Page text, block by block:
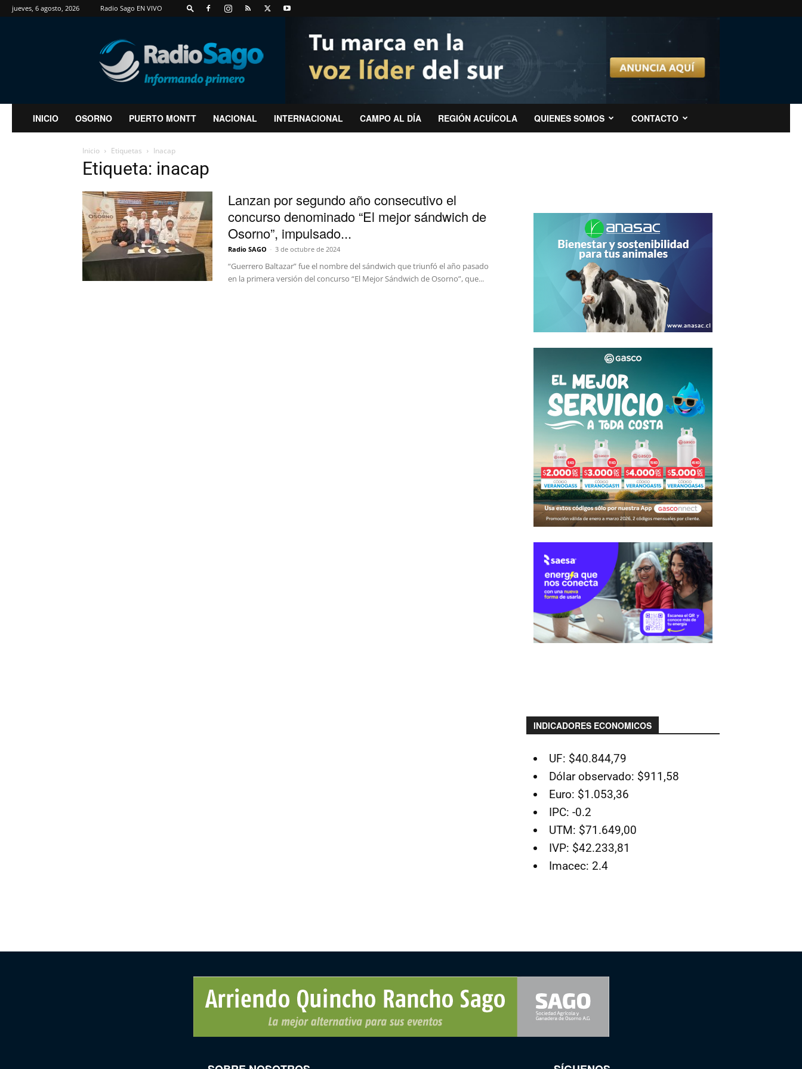
jueves, 6 agosto, 2026 Radio Sago EN VIVO
RadioSago
INICIO OSORNO PUERTO MONTT NACIONAL INTERNACIONAL CAMPO AL DÍA REGIÓN ACUÍCOLA QUIENES SOMOS CONTACTO
Inicio Etiquetas Inacap
Etiqueta: inacap
Lanzan por segundo año consecutivo el
concurso denominado “El mejor sándwich de
Osorno”, impulsado...
Radio SAGO - 3 de octubre de 2024
“Guerrero Baltazar” fue el nombre del sándwich que triunfó el año pasado
en la primera versión del concurso “El Mejor Sándwich de Osorno”, que...
INDICADORES ECONOMICOS
UF: $40.844,79
Dólar observado: $911,58
Euro: $1.053,36
IPC: -0.2
UTM: $71.649,00
IVP: $42.233,81
Imacec: 2.4